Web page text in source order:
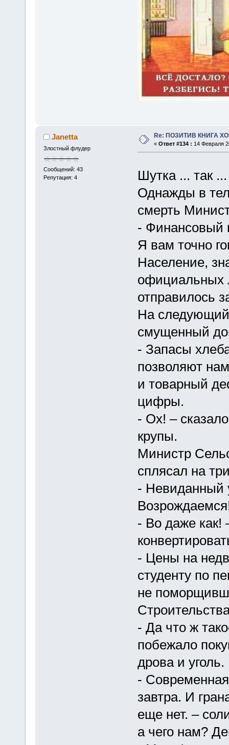
Janetta
Злостный флудер
Сообщений: 43
Репутация: 4
Re: ПОЗИТИВ КНИГА
« Ответ #134 : 14 Февраля
Шутка ... так
Однажды в
смерть
- Финансовый
Я вам точно
Население,
официальных
отправилось
На следующий
смущенный
- Запасы
позволяют
и товарный
цифры.
- Ох! –
крупы.
Министр
сплясал на
- Невиданный
- Во даже как!
- Цены на
студенту по
не
- Да что ж
побежало
дрова и уголь.
-
завтра. И
еще нет. –
а чего нам?